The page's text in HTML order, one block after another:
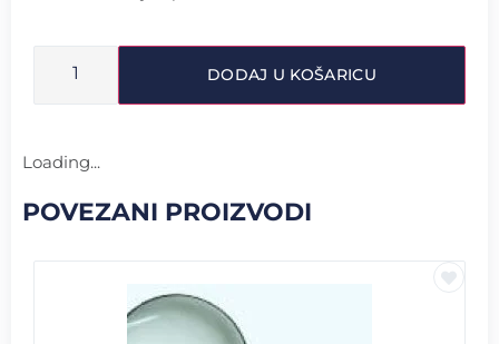
DODAJ U KOŠARICU
Loading...
POVEZANI PROIZVODI